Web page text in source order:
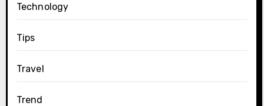
Technology
Tips
Travel
Trend